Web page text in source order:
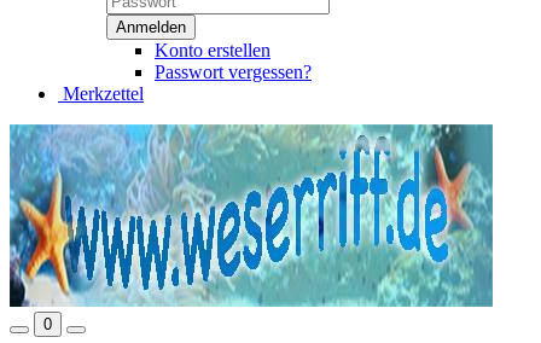
Konto erstellen
Passwort vergessen?
Merkzettel
0